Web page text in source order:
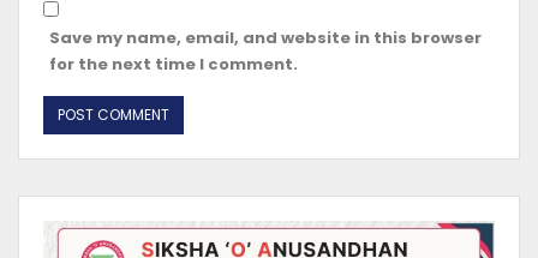
Save my name, email, and website in this browser
for the next time I comment.